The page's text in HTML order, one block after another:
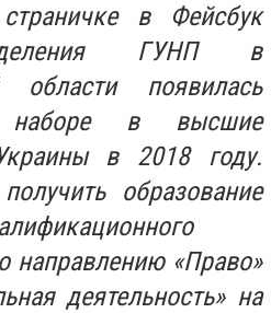
в Фейсбук
ГУНП в
области появилась
в высшие
в 2018 году.
образование
направлению «Право»
деятельность» на